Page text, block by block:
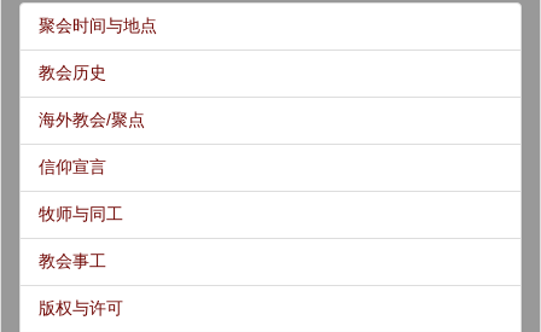
聚会时间与地点
教会历史
海外教会/聚点
信仰宣言
牧师与同工
教会事工
版权与许可